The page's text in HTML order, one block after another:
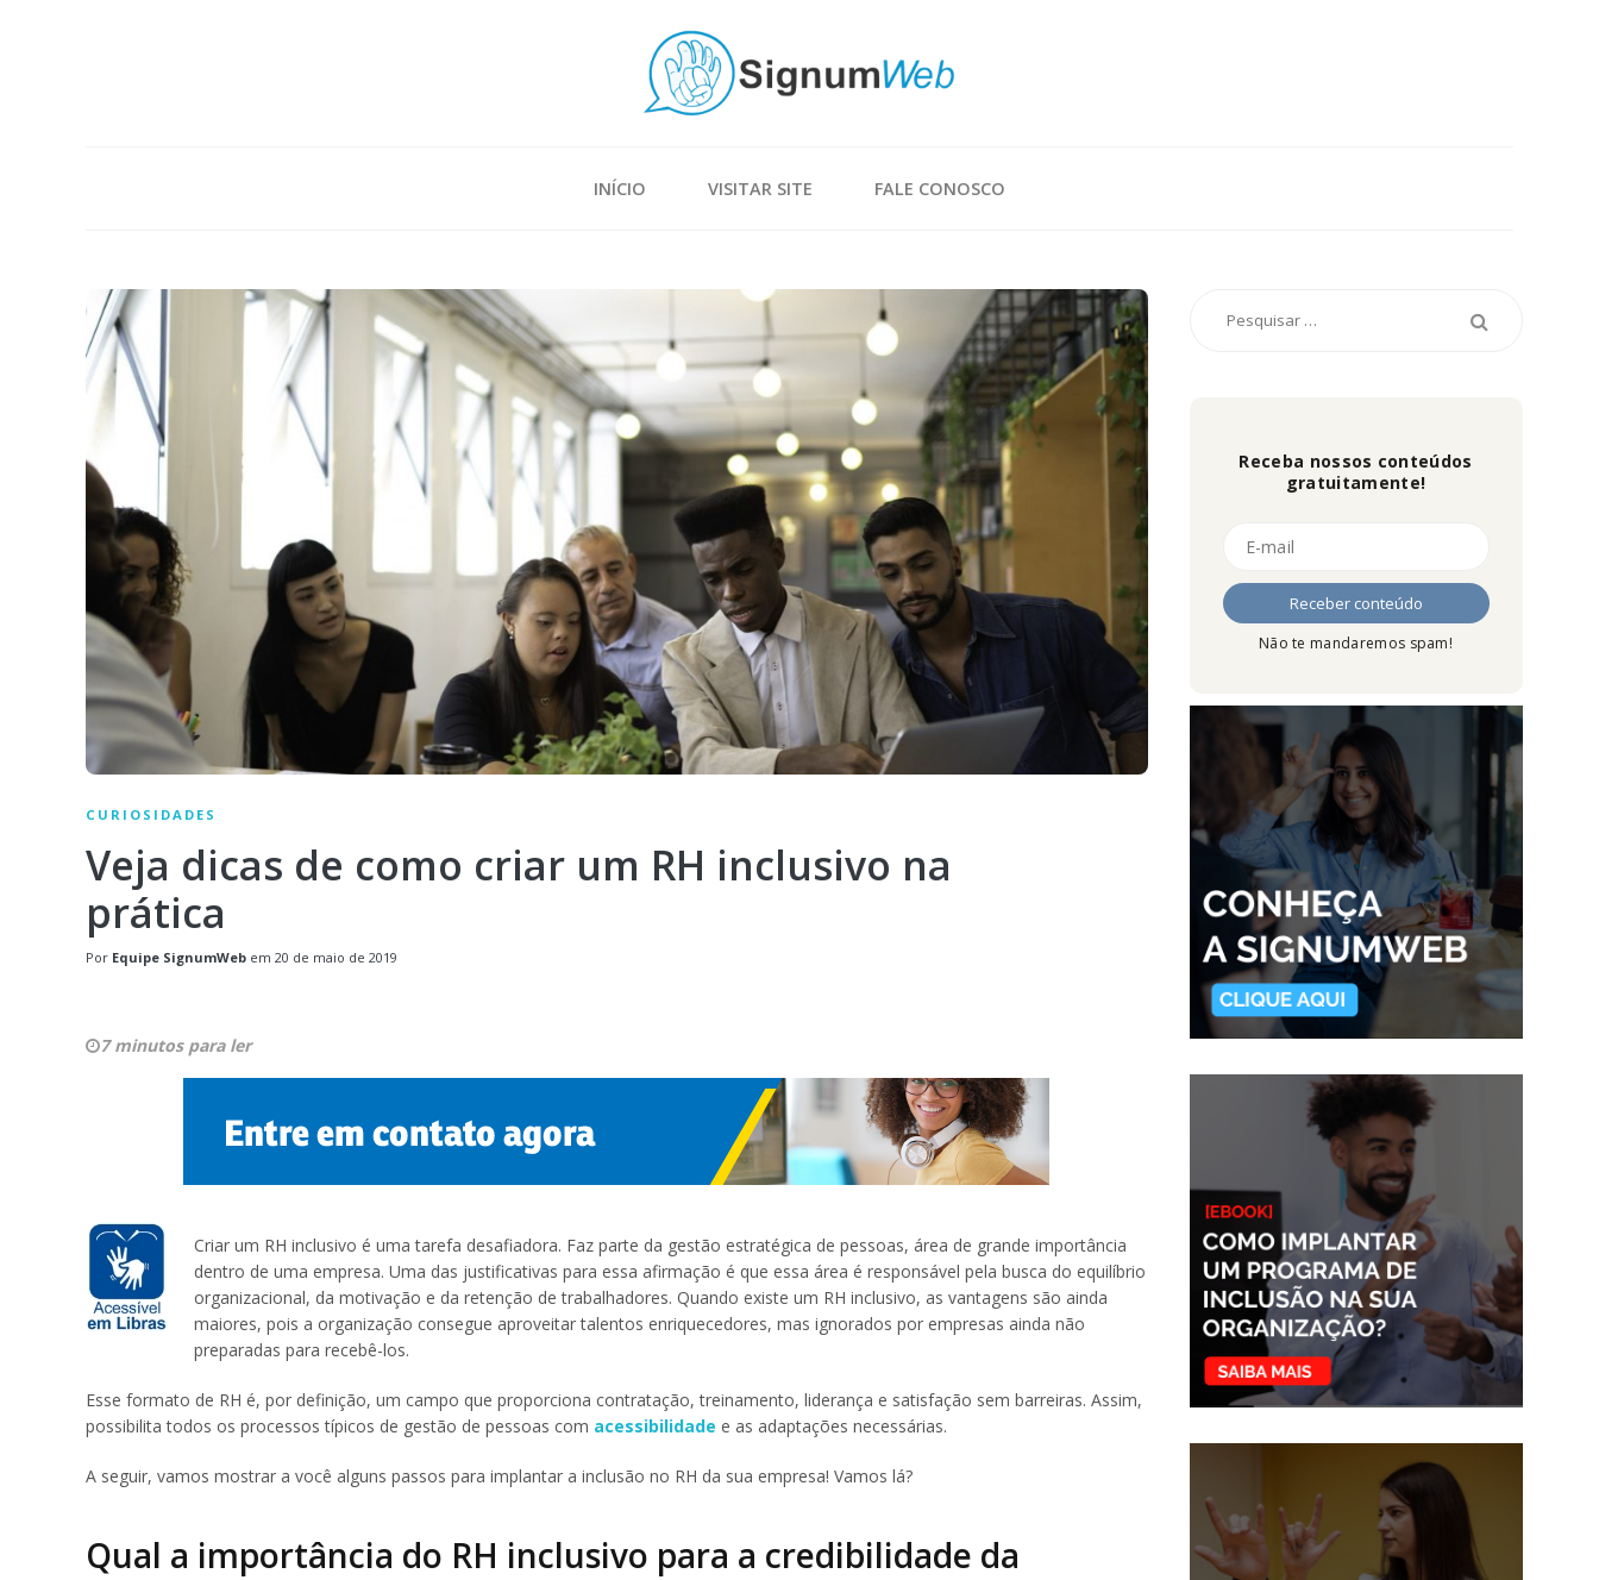
INÍCIO VISITAR SITE FALE CONOSCO
CURIOSIDADES
Veja dicas de como criar um RH inclusivo na
prática
Por Equipe SignumWeb em 20 de maio de 2019
7 minutos para ler
Criar um RH inclusivo é uma tarefa desafiadora. Faz parte da gestão estratégica de pessoas, área de grande importância
dentro de uma empresa. Uma das justificativas para essa afirmação é que essa área é responsável pela busca do equilíbrio
organizacional, da motivação e da retenção de trabalhadores. Quando existe um RH inclusivo, as vantagens são ainda
maiores, pois a organização consegue aproveitar talentos enriquecedores, mas ignorados por empresas ainda não
preparadas para recebê-los.
Esse formato de RH é, por definição, um campo que proporciona contratação, treinamento, liderança e satisfação sem barreiras. Assim,
possibilita todos os processos típicos de gestão de pessoas com acessibilidade e as adaptações necessárias.
A seguir, vamos mostrar a você alguns passos para implantar a inclusão no RH da sua empresa! Vamos lá?
Qual a importância do RH inclusivo para a credibilidade da
Receba nossos conteúdos
gratuitamente!
Não te mandaremos spam!